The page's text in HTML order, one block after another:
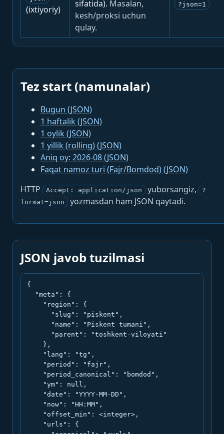
(ixtiyoriy)
sifatida). Masalan,
kesh/proksi uchun
qulay.
?json=1
Tez start (namunalar)
Bugun (JSON)
1 haftalik (JSON)
1 oylik (JSON)
1 yillik (rolling) (JSON)
Aniq oy: 2026-08 (JSON)
Faqat namoz turi (Fajr/Bomdod) (JSON)
HTTP
Accept: application/json yuborsangiz,
?
format=json
yozmasdan ham JSON qaytadi.
JSON javob tuzilmasi
{
  "meta": {
    "region": {
      "slug": "piskent",
      "name": "Piskent tumani",
      "parent": "toshkent-viloyati"
    },
    "lang": "tg",
    "period": "fajr",
    "period_canonical": "bomdod",
    "ym": null,
    "date": "YYYY-MM-DD",
    "now": "HH:MM",
    "offset_min": <integer>,
    "urls": {